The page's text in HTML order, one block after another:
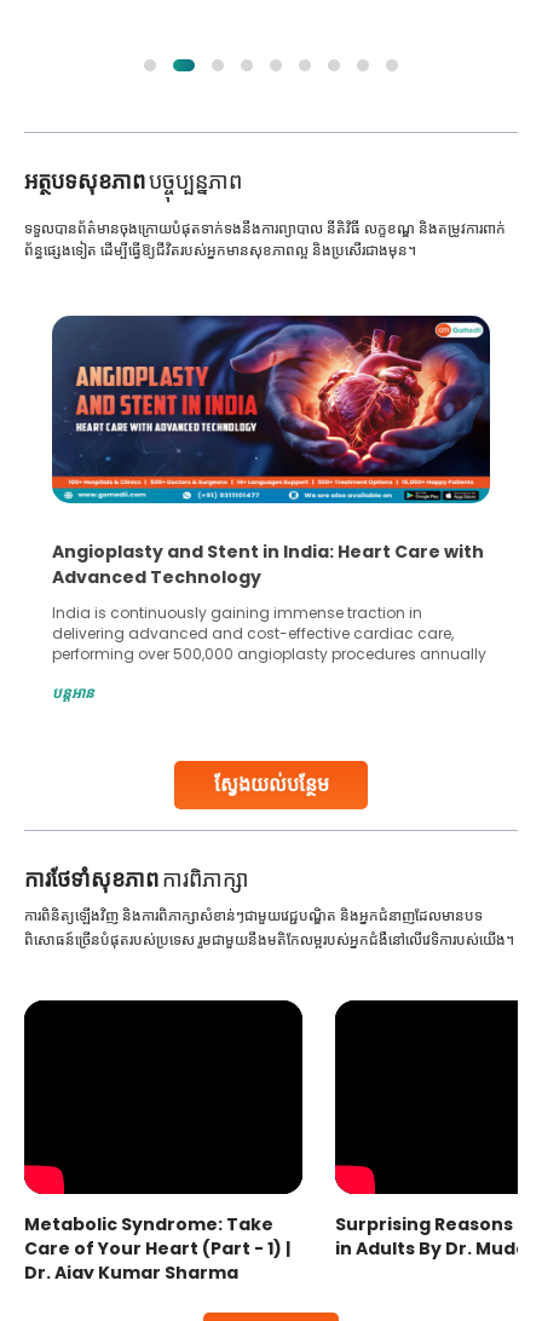
អត្ថបទសុខភាពបច្ចុប្បន្នភាព
ស្វែងយល់បន្ថែម
ទទួលបានព័ត៌មានចុងក្រោយបំផុតទាក់ទងនឹងការព្យាបាល នីតិវិធី លក្ខខណ្ឌ និងតម្រូវការពាក់
ព័ន្ធផ្សេងទៀត ដើម្បីធ្វើឱ្យជីវិតរបស់អ្នកមានសុខភាពល្អ និងប្រសើរជាងមុន។
Angioplasty and Stent in India: Heart Care with
Advanced Technology
India is continuously gaining immense traction in
delivering advanced and cost-effective cardiac care,
performing over 500,000 angioplasty procedures annually
globe are searching for treatments like angioplasty and
Studies, such as one published
បន្តអាន
ការ​ថែទាំ​សុខភាពការពិភាក្សា
ការពិនិត្យឡើងវិញ និងការពិភាក្សាសំខាន់ៗជាមួយវេជ្ជបណ្ឌិត និងអ្នកជំនាញដែលមានបទ
ពិសោធន៍ច្រើនបំផុតរបស់ប្រទេស រួមជាមួយនឹងមតិកែលម្អរបស់អ្នកជំងឺនៅលើវេទិការបស់យើង។
Metabolic Syndrome: Take
Care of Your Heart (Part - 1) |
Dr. Ajay Kumar Sharma
Surprising Reasons
in Adults By Dr.